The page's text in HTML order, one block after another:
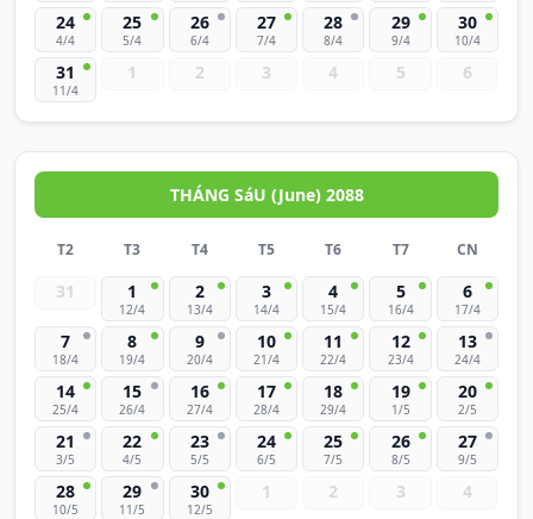
24
4/4
25
5/4
26
6/4
27
7/4
28
8/4
29
9/4
30
10/4
31
11/4
1 2 3 4 5 6
THÁNG SáU (June) 2088
T2 T3 T4 T5 T6 T7 CN
31 1
12/4
2
13/4
3
14/4
4
15/4
5
16/4
6
17/4
7
18/4
8
19/4
9
20/4
10
21/4
11
22/4
12
23/4
13
24/4
14
25/4
15
26/4
16
27/4
17
28/4
18
29/4
19
1/5
20
2/5
21
3/5
22
4/5
23
5/5
24
6/5
25
7/5
26
8/5
27
9/5
28
10/5
29
11/5
30
12/5
1 2 3 4